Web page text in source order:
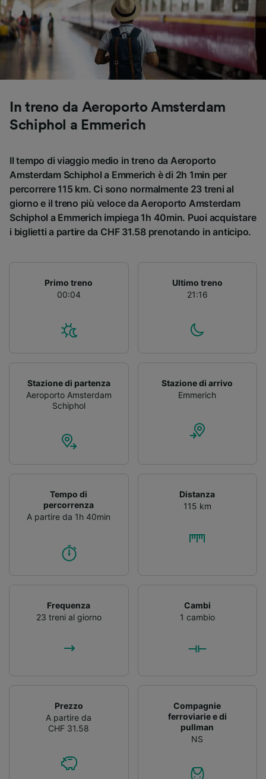
In treno da Aeroporto Amsterdam
Schiphol a Emmerich
Il tempo di viaggio medio in treno da Aeroporto
Amsterdam Schiphol a Emmerich è di 2h 1min per
percorrere 115 km. Ci sono normalmente 23 treni al
giorno e il treno più veloce da Aeroporto Amsterdam
Schiphol a Emmerich impiega 1h 40min. Puoi acquistare
i biglietti a partire da CHF 31.58 prenotando in anticipo.
Primo treno
00:04
Ultimo treno
21:16
Stazione di partenza
Aeroporto Amsterdam
Schiphol
Stazione di arrivo
Emmerich
Tempo di
percorrenza
A partire da 1h 40min
Distanza
115 km
Frequenza
23 treni al giorno
Cambi
1 cambio
Prezzo
A partire da
CHF 31.58
Compagnie
ferroviarie e di
pullman
NS
Utilizzare dati di geolocalizzazione precisi.
Scansione attiva delle caratteristiche del
dispositivo ai fini dell’identificazione.
Archiviare informazioni su dispositivo e/o
accedervi. Pubblicità e contenuti
personalizzati, misurazione delle prestazioni
dei contenuti e degli annunci, ricerche sul
Elenco dei partner (fornitori)